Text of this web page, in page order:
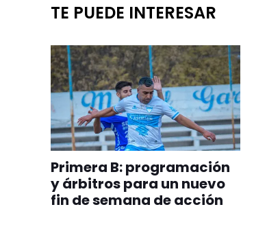
TE PUEDE INTERESAR
Primera B: programación
y árbitros para un nuevo
fin de semana de acción